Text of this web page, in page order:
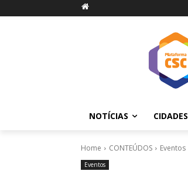
NOTÍCIAS CIDADES
Home CONTEÚDOS Eventos
Eventos